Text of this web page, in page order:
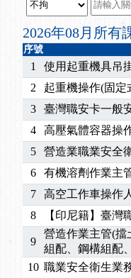
2025/07/06
【中心
2025/06/06【進修
2025/05/29【進修
2025/04/28【進修
2025/01/21「高壓
訓測驗
2025/01/15 【線上
2026/07/15 【免費
2026/07/08【中心
2026/05/06【產業
2026/04/24【製程
2025/11/11【中心
2025/11/10
【中心
2025/10/30【進修
2025/08/20【進修
2025/08/12【中心
2025/07/06【中心公
2026年08月所有
序號
1
使用起重機具吊
2
起重機操作(固定
3
臺灣職安卡一般
4
高壓氣體容器操
5
營造業職業安全
6
有機溶劑作業主
7
高空工作車操作
8
【印尼籍】臺灣
9
營造作業主管(擋
組配、鋼構組配
10 職業安全衛生業